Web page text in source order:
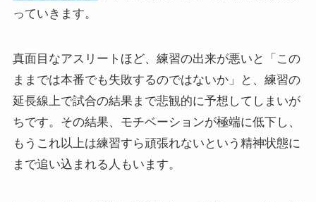
っていきます。
真面目なアスリートほど、練習の出来が悪いと「この
ままでは本番でも失敗するのではないか」と、練習の
延長線上で試合の結果まで悲観的に予想してしまいが
ちです。その結果、モチベーションが極端に低下し、
もうこれ以上は練習すら頑張れないという精神状態に
まで追い込まれる人もいます。